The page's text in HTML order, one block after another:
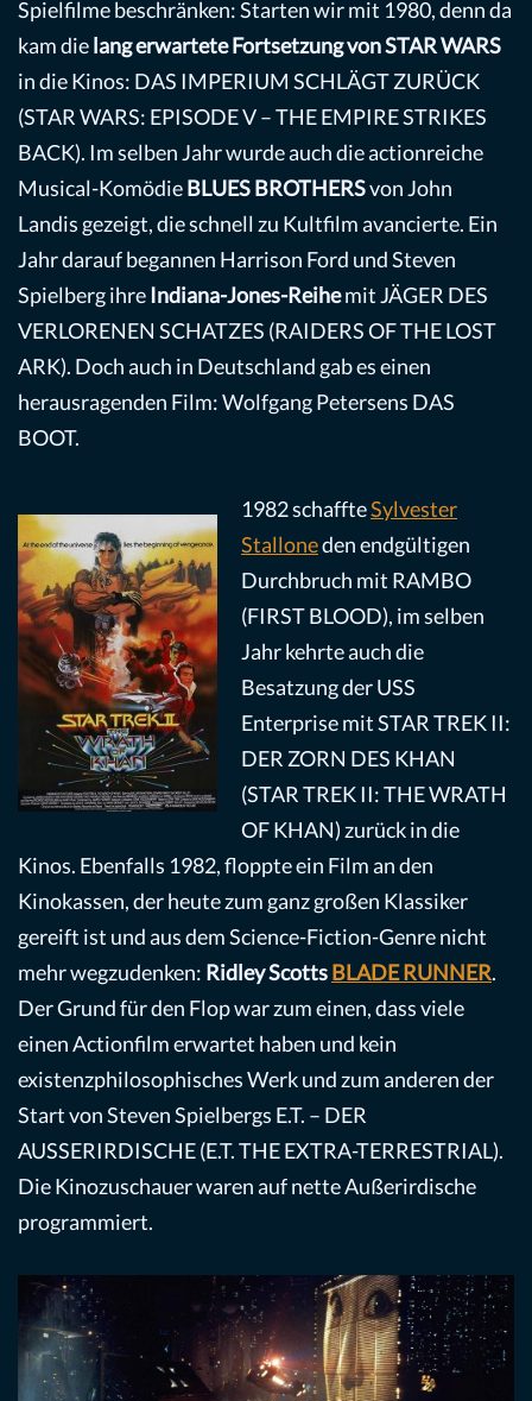
Spielfilme beschränken: Starten wir mit 1980, denn da
kam dielang erwartete Fortsetzung von STAR WARS
in die Kinos: DAS IMPERIUM SCHLÄGT ZURÜCK
(STAR WARS: EPISODE V – THE EMPIRE STRIKES
BACK). Im selben Jahr wurde auch die actionreiche
Musical-KomödieBLUES BROTHERSvon John
Landis gezeigt, die schnell zu Kultfilm avancierte. Ein
Jahr darauf begannen Harrison Ford und Steven
Spielberg ihreIndiana-Jones-Reihemit JÄGER DES
VERLORENEN SCHATZES (RAIDERS OF THE LOST
ARK). Doch auch in Deutschland gab es einen
herausragenden Film: Wolfgang Petersens DAS
BOOT.
1982 schaffteSylvester
Stalloneden endgültigen
Durchbruch mit RAMBO
(FIRST BLOOD), im selben
Jahr kehrte auch die
Besatzung der USS
Enterprise mit STAR TREK II:
DER ZORN DES KHAN
(STAR TREK II: THE WRATH
OF KHAN) zurück in die
Kinos. Ebenfalls 1982, floppte ein Film an den
Kinokassen, der heute zum ganz großen Klassiker
gereift ist und aus dem Science-Fiction-Genre nicht
mehr wegzudenken: Ridley ScottsBLADE RUNNER.
Der Grund für den Flop war zum einen, dass viele
einen Actionfilm erwartet haben und kein
existenzphilosophisches Werk und zum anderen der
Start von Steven Spielbergs E.T. – DER
AUSSERIRDISCHE (E.T. THE EXTRA-TERRESTRIAL).
Die Kinozuschauer waren auf nette Außerirdische
programmiert.